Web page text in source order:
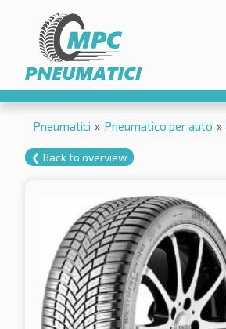
Pneumatici » Pneumatico per auto »
❮ Back to overview